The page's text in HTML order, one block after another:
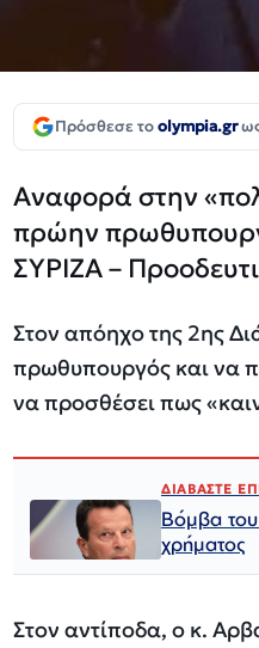
Πρόσθεσε τοolympia.gr
Αναφορά στην
πρώην
ΣΥΡΙΖΑ –
Στον απόηχο της 2ης
πρωθυπουργός και να
να προσθέσει πως
ΔΙΑΒΑΣΤΕ
Βόμβα του
χρήματος
Στον αντίποδα, ο κ.